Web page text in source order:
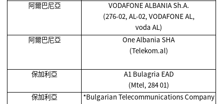
阿爾巴尼亞
VODAFONE ALBANIA Sh.A.
(276-02, AL-02, VODAFONE AL,
voda AL)
阿爾巴尼亞
One Albania SHA
(Telekom.al)
保加利亞
A1 Bulagria EAD
(Mtel, 284 01)
保加利亞
*Bulgarian Telecommunications Company